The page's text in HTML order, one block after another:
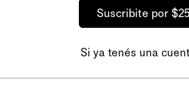
Suscribite por
Si ya tenés una